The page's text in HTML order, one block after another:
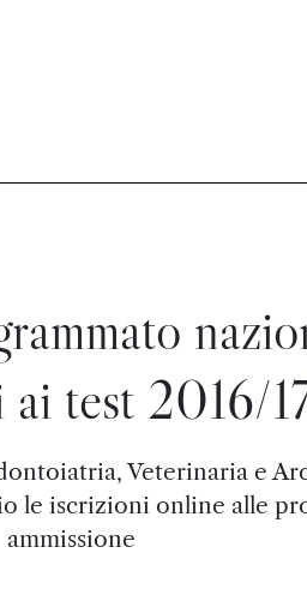
test 2016/
Veterinaria e
le iscrizioni online alle
ammissione